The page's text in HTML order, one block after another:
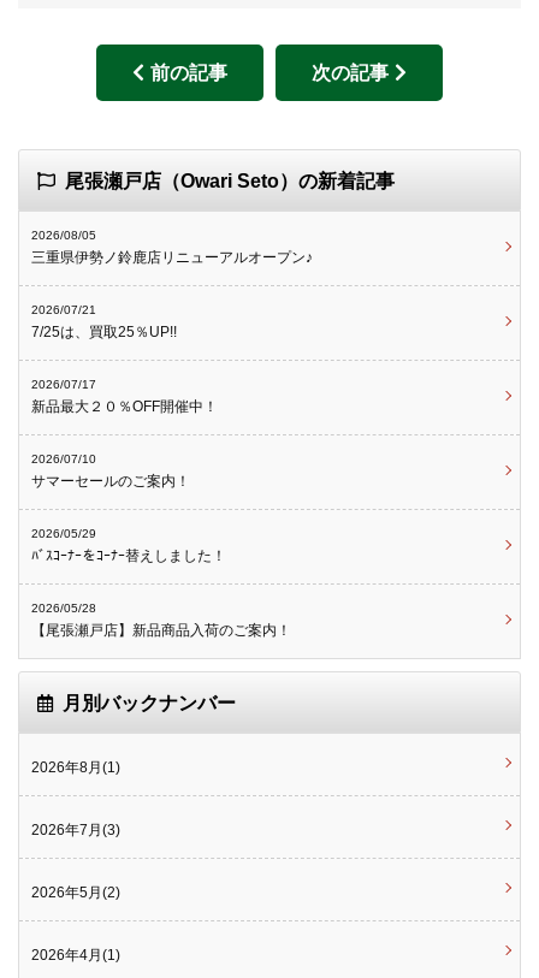
前の記事 次の記事
尾張瀬戸店（Owari Seto）の新着記事
2026/08/05
三重県伊勢ノ鈴鹿店リニューアルオープン♪
2026/07/21
7/25は、買取25％UP!!
2026/07/17
新品最大２０％OFF開催中！
2026/07/10
サマーセールのご案内！
2026/05/29
ﾊﾞｽｺｰﾅｰをｺｰﾅｰ替えしました！
2026/05/28
【尾張瀬戸店】新品商品入荷のご案内！
月別バックナンバー
2026年8月(1)
2026年7月(3)
2026年5月(2)
2026年4月(1)